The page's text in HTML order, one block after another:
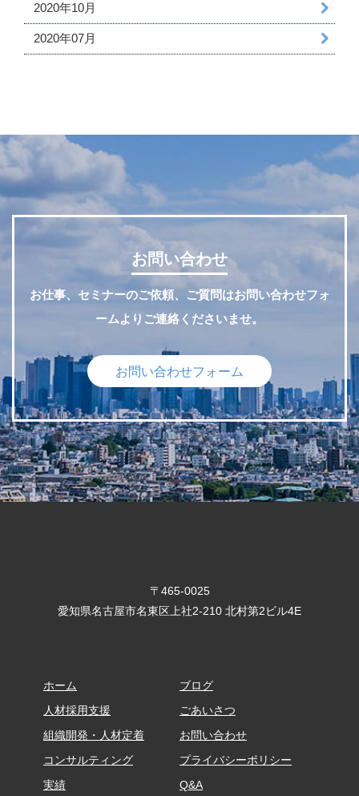
2020年10月
2020年07月
お問い合わせ
お仕事、セミナーのご依頼、ご質問はお問い合わせフォ
ームよりご連絡くださいませ。
お問い合わせフォーム
〒465-0025
愛知県名古屋市名東区上社2-210 北村第2ビル4E
ホーム​​​​​​​
ブログ
人材採用支援
ごあいさつ
組織開発・人材定着
お問い合わせ
コンサルティング
プライバシーポリシー
実績
Q&A​​​​​